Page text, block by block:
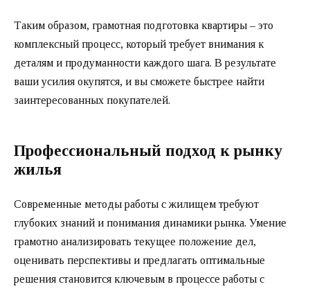
Таким образом, грамотная подготовка квартиры – это
комплексный процесс, который требует внимания к
деталям и продуманности каждого шага. В результате
ваши усилия окупятся, и вы сможете быстрее найти
заинтересованных покупателей.
Профессиональный подход к рынку
жилья
Современные методы работы с жилищем требуют
глубоких знаний и понимания динамики рынка. Умение
грамотно анализировать текущее положение дел,
оценивать перспективы и предлагать оптимальные
решения становится ключевым в процессе работы с